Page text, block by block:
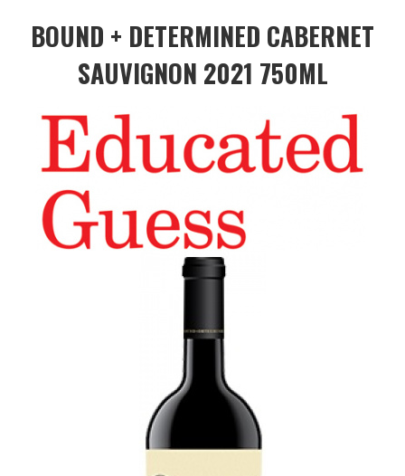
BOUND + DETERMINED CABERNET
SAUVIGNON 2021 750ML